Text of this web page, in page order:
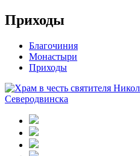
Приходы
Благочиния
Монастыри
Приходы